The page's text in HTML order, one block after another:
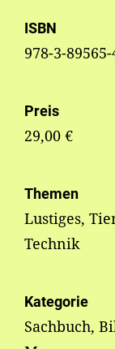
ISBN
978-3-
Preis
29,00 €
Themen
Lustiges,
Technik
Kategorie
Sachbuch,